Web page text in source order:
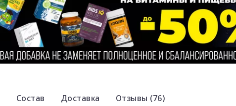
Состав Доставка Отзывы (76)